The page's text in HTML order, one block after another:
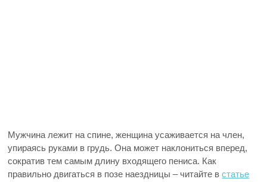
Мужчина лежит на спине, женщина усаживается на член,
упираясь руками в грудь. Она может наклониться вперед,
сократив тем самым длину входящего пениса. Как
правильно двигаться в позе наездницы – читайте встатье